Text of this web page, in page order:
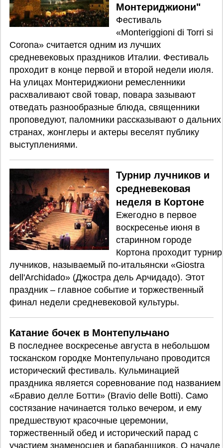
Монтериджиони"
Фестиваль
«Monteriggioni di Torri si
Corona» считается одним из лучших
средневековых праздников Италии. Фестиваль
проходит в конце первой и второй недели июля.
На улицах Монтериджиони ремесленники
расхваливают свой товар, повара зазывают
отведать разнообразные блюда, священники
проповедуют, паломники рассказывают о дальних
странах, жонглеры и актеры веселят публику
выступлениями.
Турнир лучников и
средневековая
неделя в Кортоне
Ежегодно в первое
воскресенье июня в
старинном городе
Кортона проходит турнир
лучников, называемый по-итальянски «Giostra
dell'Archidado» (Джостра дель Арчидадо). Этот
праздник – главное событие и торжественный
финал недели средневековой культуры.
Катание бочек в Монтепульчано
В последнее воскресенье августа в небольшом
тосканском городке Монтепульчано проводится
исторический фестиваль. Кульминацией
праздника является соревнование под названием
«Бравио делле Ботти» (Bravio delle Botti). Само
состязание начинается только вечером, и ему
предшествуют красочные церемонии,
торжественный обед и исторический парад с
участием знаменосцев и барабанщиков. О начале